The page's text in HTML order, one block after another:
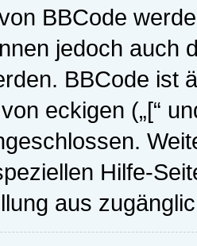
BBCode
jedoch auch
BBCode ist
eckigen („[“
Hilfe-
aus